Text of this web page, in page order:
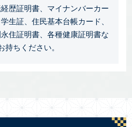
歴証明書、マイナンバーカー
生証、住民基本台帳カード、
住証明書、各種健康証明書な
持ちください。